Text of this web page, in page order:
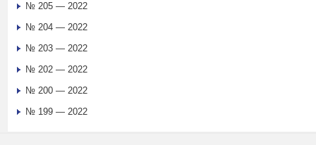
№ 205 — 2022
№ 204 — 2022
№ 203 — 2022
№ 202 — 2022
№ 200 — 2022
№ 199 — 2022